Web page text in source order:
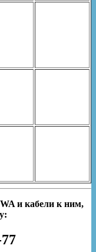
и кабели к ним,